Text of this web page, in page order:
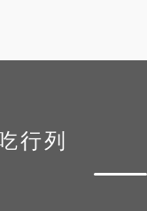
行列